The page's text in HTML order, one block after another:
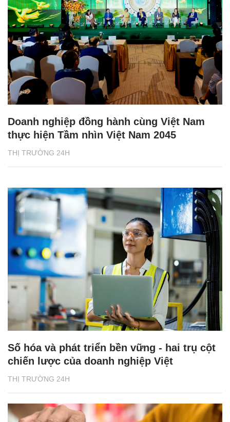
THỊ TRƯỜNG 24H
Doanh nghiệp đồng hành cùng Việt Nam
thực hiện Tầm nhìn Việt Nam 2045
THỊ TRƯỜNG 24H
Số hóa và phát triển bền vững - hai trụ cột
chiến lược của doanh nghiệp Việt